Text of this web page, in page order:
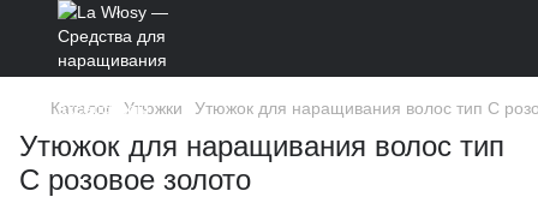
Каталог Утюжки Утюжок для наращивания волос тип C
Утюжок для наращивания волос тип
C розовое золото